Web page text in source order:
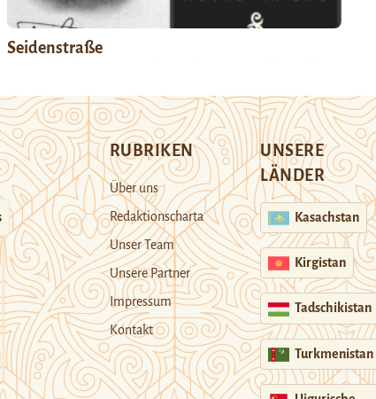
Seidenstraße
RUBRIKEN
Über uns
Redaktionscharta
Unser Team
Unsere Partner
Impressum
Kontakt
UNSERE
LÄNDER
Kasachstan
Kirgistan
Tadschikistan
Turkmenistan